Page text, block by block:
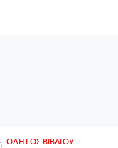
ΟΔΗΓΟΣ ΒΙΒΛΙΟΥ